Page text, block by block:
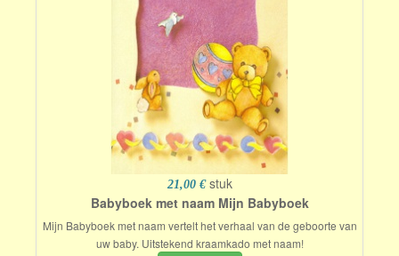
21,00 € stuk
Babyboek met naam Mijn Babyboek
Mijn Babyboek met naam vertelt het verhaal van de geboorte van
uw baby. Uitstekend kraamkado met naam!